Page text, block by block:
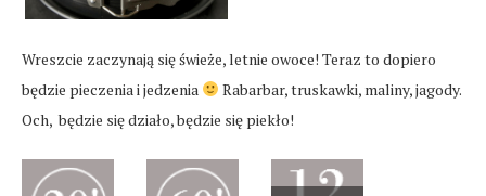
Wreszcie zaczynają się świeże, letnie owoce! Teraz to dopiero
będzie pieczenia i jedzenia
Rabarbar, truskawki, maliny, jagody.
Och, będzie się działo, będzie się piekło!